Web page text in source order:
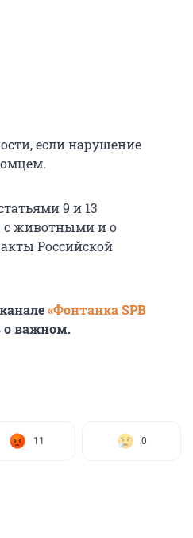
если нарушение
9 и 13
с животными и о
Российской
«Фонтанка SPB
о важном.
11 0